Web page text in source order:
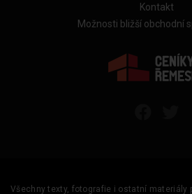
Kontakt
Možnosti bližší obchodní
Všechny texty, fotografie i ostatní materiály